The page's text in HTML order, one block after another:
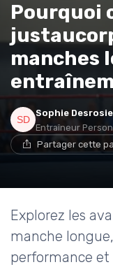
Pourquoi
manches
Sophie
Entraîneur
Partager cette
Explorez les
manche
performance